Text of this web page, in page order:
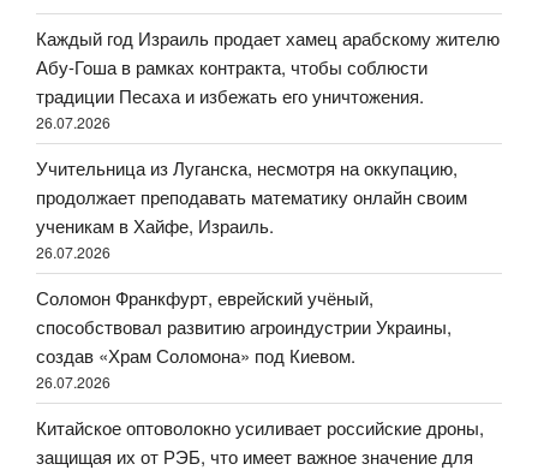
Каждый год Израиль продает хамец арабскому жителю
Абу-Гоша в рамках контракта, чтобы соблюсти
традиции Песаха и избежать его уничтожения.
26.07.2026
Учительница из Луганска, несмотря на оккупацию,
продолжает преподавать математику онлайн своим
ученикам в Хайфе, Израиль.
26.07.2026
Соломон Франкфурт, еврейский учёный,
способствовал развитию агроиндустрии Украины,
создав «Храм Соломона» под Киевом.
26.07.2026
Китайское оптоволокно усиливает российские дроны,
защищая их от РЭБ, что имеет важное значение для